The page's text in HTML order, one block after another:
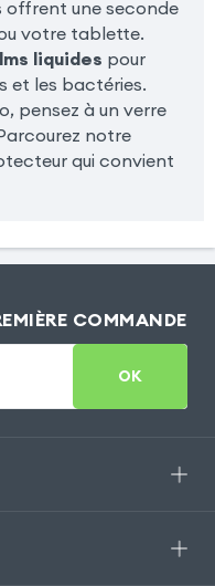
offrent une seconde
votre tablette.
liquides pour
et les bactéries.
pensez à un verre
notre
qui convient
COMMANDE
OK